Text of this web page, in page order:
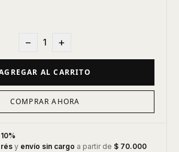
− 1 +
AL CARRITO
COMPRAR AHORA
y envío sin cargo a partir de $ 70.000